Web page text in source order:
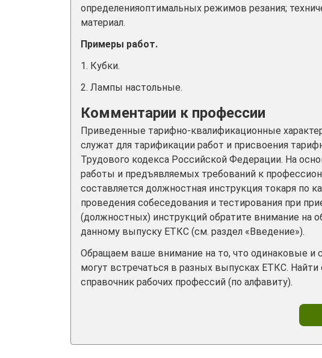
определенияоптимальных режимов резания;
материал.
Примеры работ.
1. Кубки.
2. Лампы настольные.
Комментарии к профессии
Приведенные тарифно-квалификационные
служат для тарификации работ и присвоения
Трудового кодекса Российской Федерации. На
работы и предъявляемых требований к
составляется должностная инструкция токаря
проведения собеседования и тестирования при
(должностных) инструкций обратите внимание на
данному выпуску ЕТКС (см. раздел «Введение»).
Обращаем ваше внимание на то, что одинаковые и
могут встречаться в разных выпусках ЕТКС.
справочник рабочих профессий (по алфавиту).